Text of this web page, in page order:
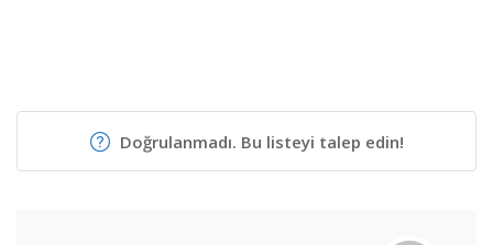
Doğrulanmadı. Bu listeyi talep edin!